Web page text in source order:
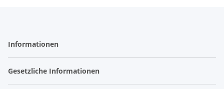
Informationen
Gesetzliche Informationen